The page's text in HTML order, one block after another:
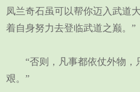
凤兰奇石虽可以帮你迈入武道
着自身努力去登临武道之巅。”
“否则，凡事都依仗外物，
艰。”